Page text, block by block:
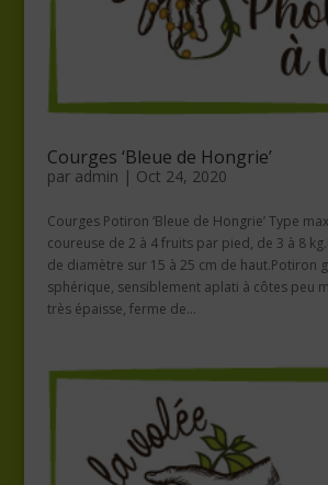
Courges ‘Bleue de Hongrie’
par admin | Oct 24, 2020
Courges Potiron ‘Bleue de Hongrie’ Type
coureuse de 2 à 4 fruits par pied, de 3 à 8
de diamètre sur 15 à 25 cm de haut.Potiron
sphérique, sensiblement aplati à côtes peu
très épaisse, ferme de...